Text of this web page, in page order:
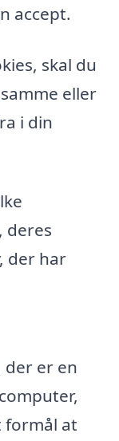
accept.
skal du
eller
i din
deres
der har
der er en
formål at